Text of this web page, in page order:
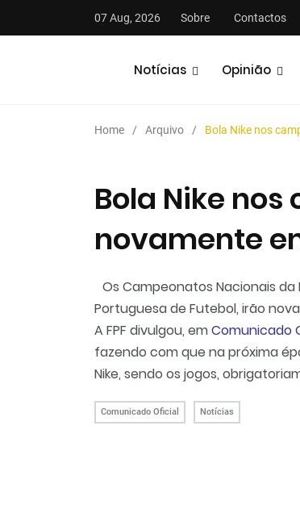
07 Aug, 2026 Sobre Contactos
Notícias Opinião
Home Arquivo Bola Nike nos
Bola Nike
novamente
Os Campeonatos Nacionais da
Portuguesa de Futebol, irão
A FPF divulgou, emComunicado
fazendo com que na próxima
Nike, sendo os jogos,
Comunicado Oficial Notícias
Podcasts